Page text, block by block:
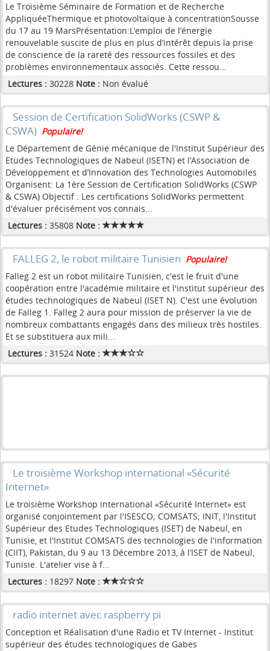
Le Troisième Séminaire de Formation et de Recherche
AppliquéeThermique et photovoltaïque à concentrationSousse
du 17 au 19 MarsPrésentation:L’emploi de l’énergie
renouvelable suscite de plus en plus d’intérêt depuis la prise
de conscience de la rareté des ressources fossiles et des
problèmes environnementaux associés. Cette ressou...
Lectures : 30228 Note : Non évalué
Session de Certification SolidWorks (CSWP &
CSWA) Populaire!
Le Département de Génie mécanique de l'Institut Supérieur des
Etudes Technologiques de Nabeul (ISETN) et l’Association de
Développement et d’Innovation des Technologies Automobiles
Organisent: La 1ère Session de Certification SolidWorks (CSWP
& CSWA) Objectif : Les certifications SolidWorks permettent
d'évaluer précisément vos connais...
Lectures : 35808 Note :
FALLEG 2, le robot militaire Tunisien Populaire!
Falleg 2 est un robot militaire Tunisien, c'est le fruit d'une
coopération entre l'académie militaire et l'institut supérieur des
études technologiques de Nabeul (ISET N). C'est une évolution
de Falleg 1. Falleg 2 aura pour mission de préserver la vie de
nombreux combattants engagés dans des milieux très hostiles.
Et se substituera aux mili...
Lectures : 31524 Note :
Le troisième Workshop international «Sécurité
Internet»
Le troisième Workshop international «Sécurité Internet» est
organisé conjointement par l'ISESCO; COMSATS; INIT, l'Institut
Supérieur des Etudes Technologiques (ISET) de Nabeul, en
Tunisie, et l'Institut COMSATS des technologies de l'information
(CIIT), Pakistan, du 9 au 13 Décembre 2013, à l’ISET de Nabeul,
Tunisie. L'atelier vise à f...
Lectures : 18297 Note :
radio internet avec raspberry pi
Conception et Réalisation d'une Radio et TV Internet - Institut
supérieur des études technologiques de Gabes